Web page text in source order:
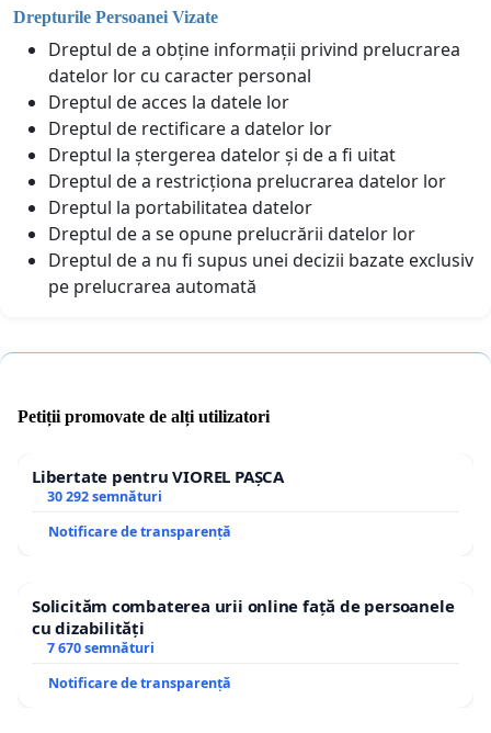
Drepturile Persoanei Vizate
Dreptul de a obține informații privind prelucrarea
datelor lor cu caracter personal
Dreptul de acces la datele lor
Dreptul de rectificare a datelor lor
Dreptul la ștergerea datelor și de a fi uitat
Dreptul de a restricționa prelucrarea datelor lor
Dreptul la portabilitatea datelor
Dreptul de a se opune prelucrării datelor lor
Dreptul de a nu fi supus unei decizii bazate exclusiv
pe prelucrarea automată
Petiții promovate de alți utilizatori
Libertate pentru VIOREL PAȘCA
30 292 semnături
Notificare de transparență
Solicităm combaterea urii online față de persoanele
cu dizabilități
7 670 semnături
Notificare de transparență